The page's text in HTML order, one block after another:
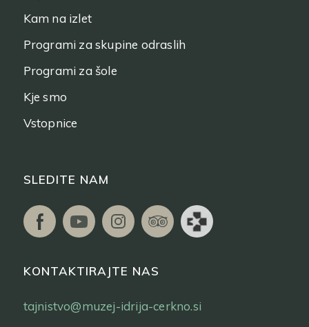
Kam na izlet
Programi za skupine odraslih
Programi za šole
Kje smo
Vstopnice
SLEDITE NAM
KONTAKTIRAJTE NAS
tajnistvo@muzej-idrija-cerkno.si